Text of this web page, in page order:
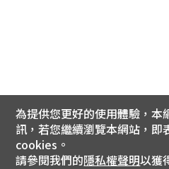
為提供您更好的使用體驗，
訊，若您繼續瀏覽本網站，即
cookies。
請參閱我們的隱私權聲明以獲